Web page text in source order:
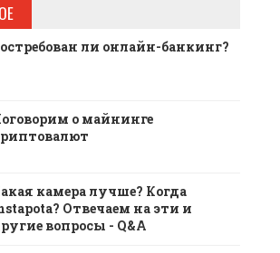
ли онлайн-банкинг?
о майнинге
камера лучше? Когда
Отвечаем на эти и
вопросы - Q&A